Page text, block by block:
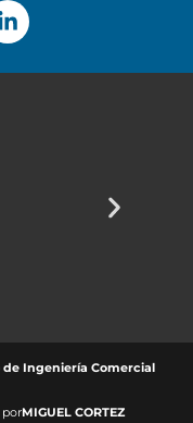
Ingeniería Comercial
porMIGUEL CORTEZ